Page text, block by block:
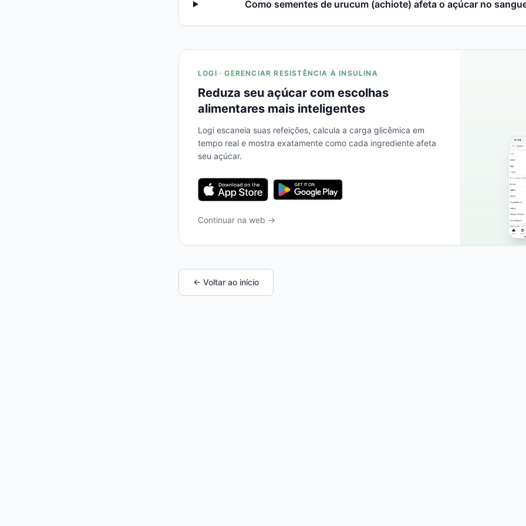
Como sementes de urucum (achiote) afeta o açúcar no
LOGI · GERENCIAR RESISTÊNCIA À INSULINA
Reduza seu açúcar com escolhas
alimentares mais inteligentes
Logi escaneia suas refeições, calcula a carga glicêmica em
tempo real e mostra exatamente como cada ingrediente afeta
seu açúcar.
Continuar na web →
← Voltar ao início